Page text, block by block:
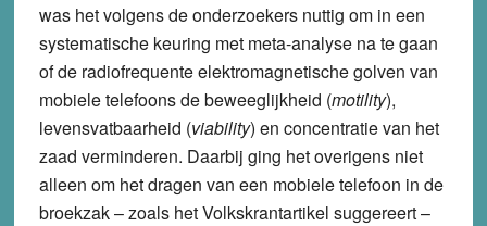
was het volgens de onderzoekers nuttig om in een
systematische keuring met meta-analyse na te gaan
of de radiofrequente elektromagnetische golven van
mobiele telefoons de beweeglijkheid (motility),
levensvatbaarheid (viability) en concentratie van het
zaad verminderen. Daarbij ging het overigens niet
alleen om het dragen van een mobiele telefoon in de
broekzak – zoals het Volkskrantartikel suggereert –